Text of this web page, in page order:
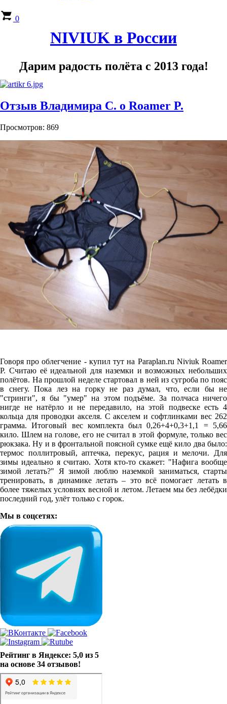
0
NIVIUK в России
Дарим радость полёта с 2013 года!
Отзыв Владимира С. о Roamer P.
Просмотров: 869
Говоря про облегчение - купил тут на Paraplan.ru Niviuk Roamer
P. Cчитаю её идеальной для наземки и возможных небольших
полётов. На прошлой неделе стартовал в ней из сугроба по пояс
в снегу. Пока лез на горку не раз думал, что, если бы не
"стринги", я бы "умер" на этом подъёме. За полчаса ничего
нигде не натёрло и не передавило, на этой подвеске есть 4
кольца для проводки акселя. С акселем и софтлинками вес 262
грамма. Итоговый вес комплекта был 0,26+4+0,3+1,1 = 5,66
кило. Шлем на голове, его не считал в этой формуле, только вес
рюкзака. Ну и в фронтальной поясной сумке ещё кило два было:
термос поллитровый, аптечка, перекус, рация и мелочи. Для
зимы идеально я считаю. Хотя кто-то скажет: "Нафига вообще
зимой летать?" Я зимой люблю наземкой заниматься, старты
тренировать, в динамике летать – это всё помогает летать в
более тяжелых условиях весной и летом. Летаем мы без лебёдки
последний год, улёт только с горок.
Мы в соцсетях:
Рейтинг в Яндексе: 5,0 из 5
на основе 34 отзывов!